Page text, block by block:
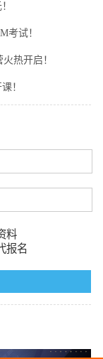
考试！
热开启！
！
料
报名